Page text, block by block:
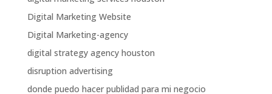
Digital Marketing Website
Digital Marketing-agency
digital strategy agency houston
disruption advertising
donde puedo hacer publidad para mi negocio